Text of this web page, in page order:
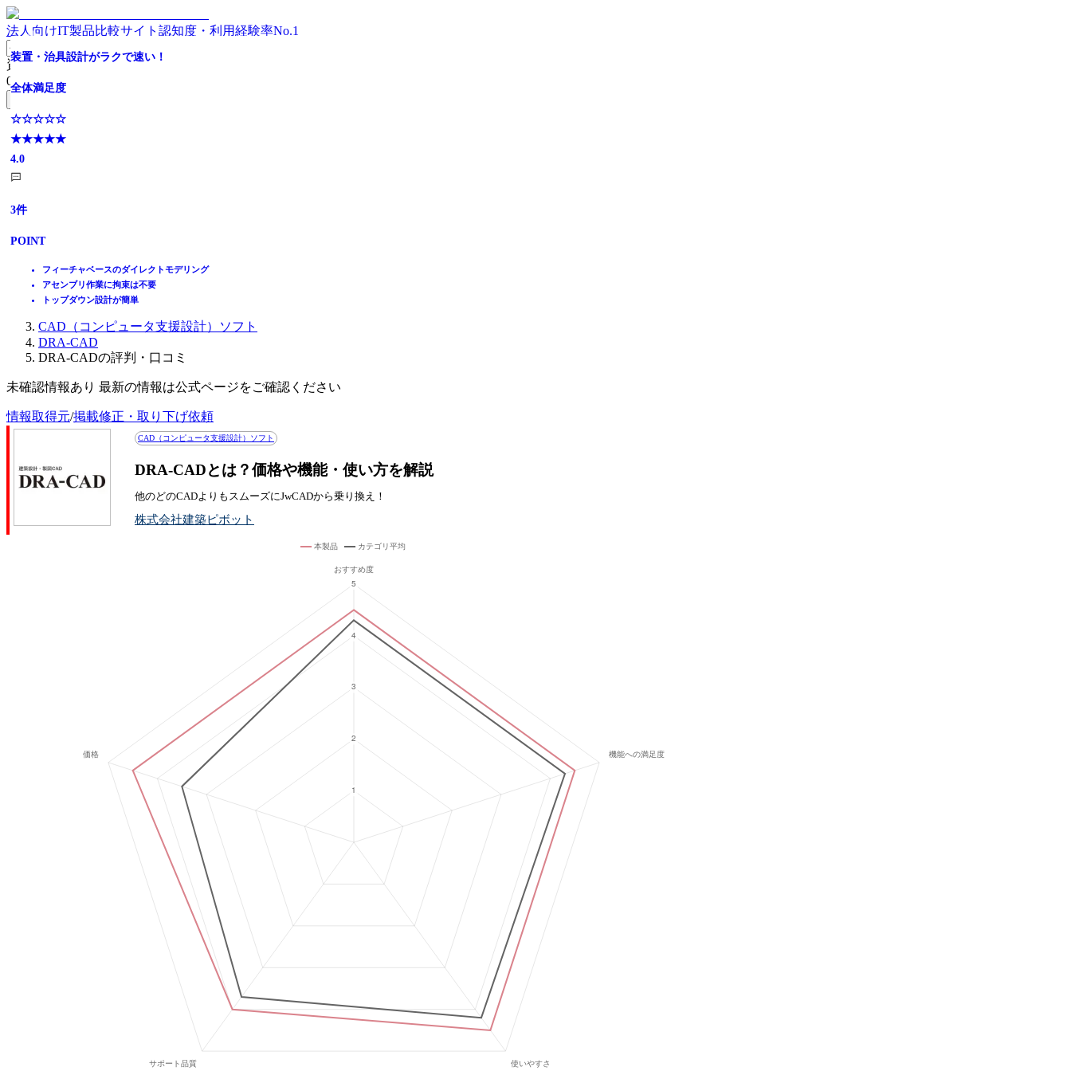
法人向けIT製品比較サイト 認知度・利用経験率No.1
資料請求リスト
0 件
製品を探す
動画で学ぶ
IT製品比較TOP
CAD（コンピュータ支援設計）ソフト
DRA-CAD
DRA-CADの評判・口コミ
未確認情報あり 最新の情報は公式ページをご確認ください
情報取得元/掲載修正・取り下げ依頼
CAD（コンピュータ支援設計）ソフト
DRA-CADとは？価格や機能・使い方を解説
他のどのCADよりもスムーズにJwCADから乗り換え！
株式会社建築ピボット
装置・治具設計がラクで速い！
全体満足度
☆☆☆☆☆
★★★★★
4.0
3件
POINT
フィーチャベースのダイレクトモデリング
アセンブリ作業に拘束は不要
トップダウン設計が簡単